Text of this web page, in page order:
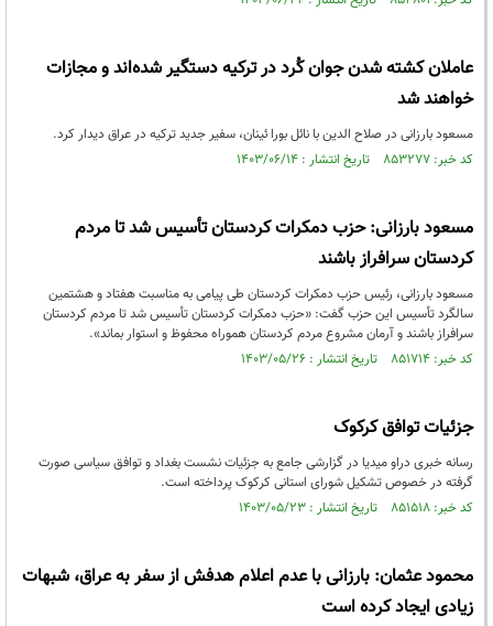
عاملان کشته شدن جوان کُرد در ترکیه دستگیر شدەاند و مجازات
خواهند شد
مسعود بارزانی در صلاح الدین با نائل بورا ئینان، سفیر جدید ترکیه در عراق دیدار کرد.
کد خبر: ۸۵۳۲۷۷ تاریخ انتشار : ۱۴۰۳/۰۶/۱۴
مسعود بارزانی: حزب دمکرات کردستان تأسیس شد تا مردم
کردستان سرافراز باشند
مسعود بارزانی، رئیس حزب دمکرات کردستان طی پیامی به مناسبت هفتاد و هشتمین
سالگرد تأسیس این حزب گفت: «حزب دمکرات کردستان تأسیس شد تا مردم کردستان
سرافراز باشند و آرمان مشروع مردم کردستان هموراه محفوظ و استوار بماند».
کد خبر: ۸۵۱۷۱۴ تاریخ انتشار : ۱۴۰۳/۰۵/۲۶
جزئیات توافق کرکوک
رسانه خبری دراو میدیا در گزارشی جامع به جزئیات نشست بغداد و توافق سیاسی صورت
گرفته در خصوص تشکیل شورای استانی کرکوک پرداخته است.
کد خبر: ۸۵۱۵۱۸ تاریخ انتشار : ۱۴۰۳/۰۵/۲۳
محمود عثمان: بارزانی با عدم اعلام هدفش از سفر به عراق، شبهات
زیادی ایجاد کرده است